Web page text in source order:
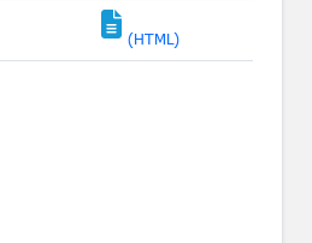
(HTML)